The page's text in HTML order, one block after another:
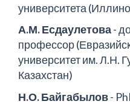
университета
А.М. Есдаулетова-
профессор
университет им. Л.Н.
Казахстан)
Н.О. Байгабылов-